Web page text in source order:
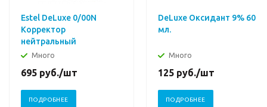
Estel DeLuxe 0/00N
Корректор
нейтральный
Много
695 руб./шт
ПОДРОБНЕЕ
DeLuxe Оксидант 9% 60
мл.
Много
125 руб./шт
ПОДРОБНЕЕ